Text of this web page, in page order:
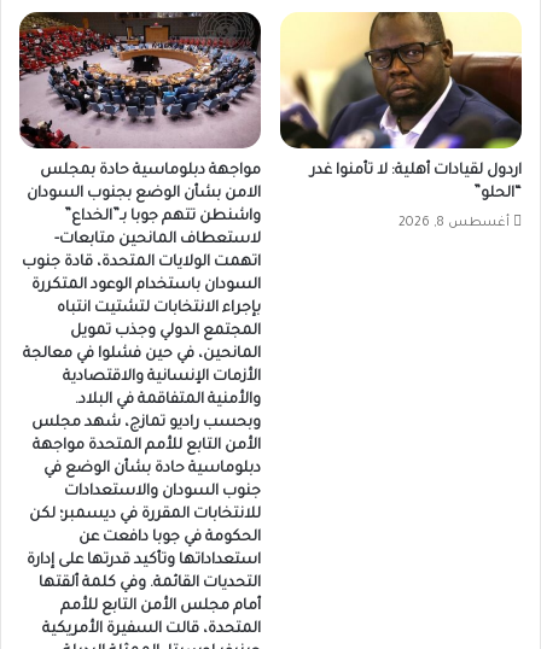
اردول لقيادات أهلية: لا تأمنوا غدر
“الحلو”
أغسطس 8, 2026
مواجهة دبلوماسية حادة بمجلس
الامن بشأن الوضع بجنوب السودان
واشنطن تتهم جوبا بـ”الخداع”
لاستعطاف المانحين متابعات-
اتهمت الولايات المتحدة، قادة جنوب
السودان باستخدام الوعود المتكررة
بإجراء الانتخابات لتشتيت انتباه
المجتمع الدولي وجذب تمويل
المانحين، في حين فشلوا في معالجة
الأزمات الإنسانية والاقتصادية
والأمنية المتفاقمة في البلاد.
وبحسب راديو تمازج، شهد مجلس
الأمن التابع للأمم المتحدة مواجهة
دبلوماسية حادة بشأن الوضع في
جنوب السودان والاستعدادات
للانتخابات المقررة في ديسمبر؛ لكن
الحكومة في جوبا دافعت عن
استعداداتها وتأكيد قدرتها على إدارة
التحديات القائمة. وفي كلمة ألقتها
أمام مجلس الأمن التابع للأمم
المتحدة، قالت السفيرة الأمريكية